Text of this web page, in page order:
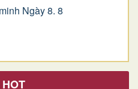
Ngày 8. 8